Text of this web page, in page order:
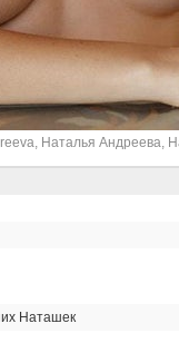
, Наталья Андреева,
Наташек